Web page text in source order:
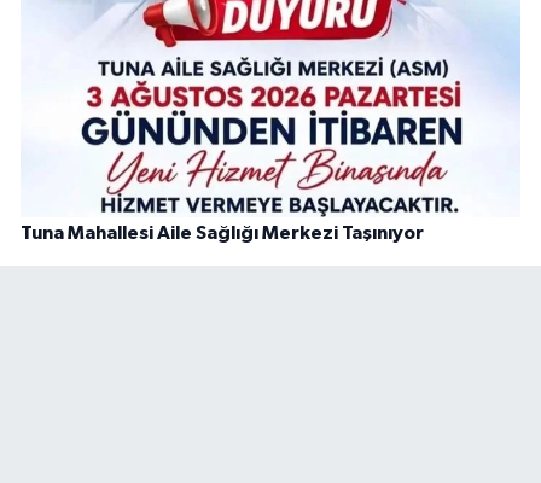
Tuna Mahallesi Aile Sağlığı Merkezi Taşınıyor